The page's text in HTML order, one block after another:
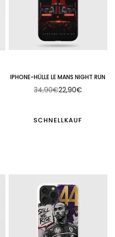
IPHONE-HÜLLE LE MANS NIGHT RUN
Normaler
34,90€22,90€
SCHNELLKAUF